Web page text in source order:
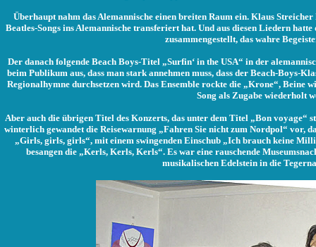
Überhaupt nahm das Alemannische einen breiten Raum ein. Klaus
Beatles-Songs ins Alemannische transferiert hat. Und aus diesen Liedern
zusammengestellt, das wahre
Der danach folgende Beach Boys-Titel „Surfin‘ in the USA“ in der
beim Publikum aus, dass man stark annehmen muss, dass der Beach-Boys-
Regionalhymne durchsetzen wird. Das Ensemble rockte die „Krone“, Beine
Song als Zugabe wiederholt
Aber auch die übrigen Titel des Konzerts, das unter dem Titel „Bon voyage“
winterlich gewandet die Reisewarnung „Fahren Sie nicht zum Nordpol“ vor,
„Girls, girls, girls“, mit einem swingenden Einschub „Ich brauch keine
besangen die „Kerls, Kerls, Kerls“. Es war eine rauschende
musikalischen Edelstein in die